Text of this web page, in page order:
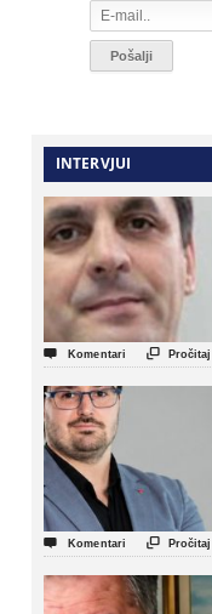
INTERVJUI
 Komentari 
 Komentari 